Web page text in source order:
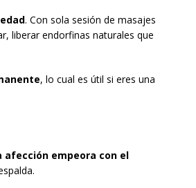
. Con sola sesión de masajes
liberar endorfinas naturales que
, lo cual es útil si eres una
afección empeora con el